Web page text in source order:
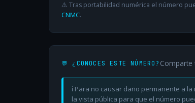
⚠️ Tras portabilidad numérica el número
CNMC.
💬 ¿CONOCES ESTE NÚMERO? Comparte
ℹ️ Para no causar daño permanente a
la vista pública para que el número